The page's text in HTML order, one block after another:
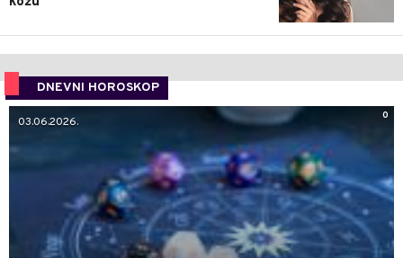
DNEVNI HOROSKOP
0
03.06.2026.